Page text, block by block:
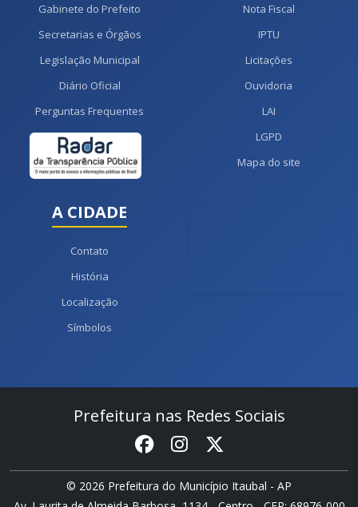
Gabinete do Prefeito
Secretarias e Órgãos
Legislação Municipal
Diário Oficial
Perguntas Frequentes
Nota Fiscal
IPTU
Licitações
Ouvidoria
LAI
LGPD
Mapa do site
A CIDADE
Contato
História
Localização
Símbolos
Prefeitura nas Redes Sociais
© 2026 Prefeitura do Município Itaubal - AP